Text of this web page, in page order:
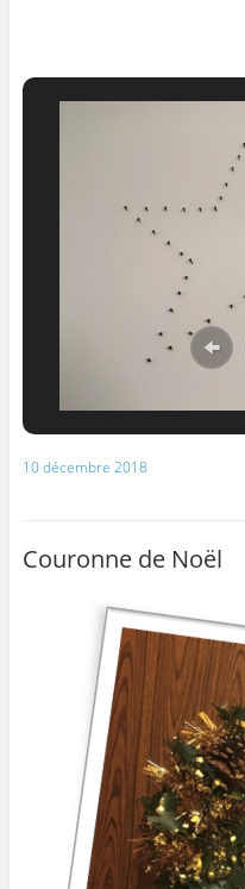
10 décembre 2018
Couronne de Noël